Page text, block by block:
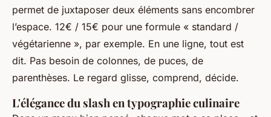
permet de juxtaposer deux éléments sans encombrer
l’espace. 12€ / 15€ pour une formule « standard /
végétarienne », par exemple. En une ligne, tout est
dit. Pas besoin de colonnes, de puces, de
parenthèses. Le regard glisse, comprend, décide.
L'élégance du slash en typographie culinaire